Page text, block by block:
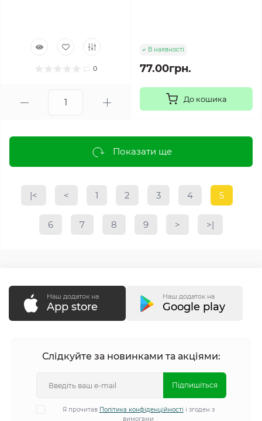
0
В наявності
77.00грн.
До кошика
Показати ще
|< < 1 2 3 4 5
6 7 8 9 > >|
Наш додаток на
App store
Наш додаток на
Google play
Слідкуйте за новинками та акціями:
Підпишіться
Я прочитав Політика конфіденційності і згоден з
вимогами